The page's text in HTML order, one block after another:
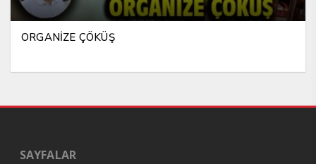
ORGANİZE ÇÖKÜŞ
SAYFALAR